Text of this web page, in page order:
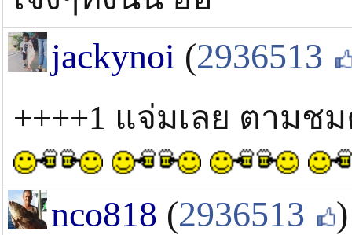
jackynoi (2936513
++++1 แจ่มเลย ตาม
nco818 (2936513 )